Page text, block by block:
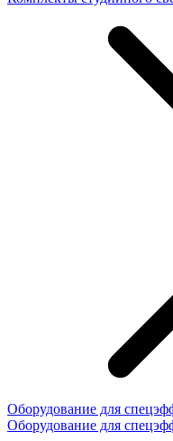
Оборудование для
Оборудование для